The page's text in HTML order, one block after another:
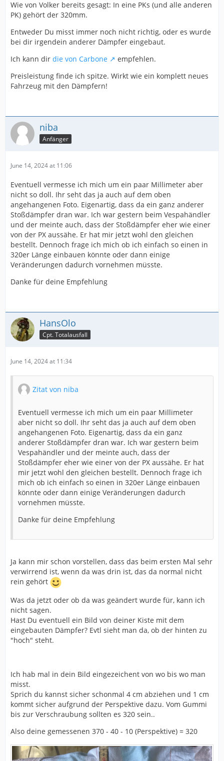
Wie von Volker bereits gesagt: In eine PKs (und alle anderen
PK) gehört der 320mm.
Entweder Du misst immer noch nicht richtig, oder es wurde
bei dir irgendein anderer Dämpfer eingebaut.
Ich kann dir die von Carbone
empfehlen.
Preisleistung finde ich spitze. Wirkt wie ein komplett neues
Fahrzeug mit den Dämpfern!
niba
Anfänger
June 14, 2024 at 11:06
Eventuell vermesse ich mich um ein paar Millimeter aber
nicht so doll. Ihr seht das ja auch auf dem oben
angehangenen Foto. Eigenartig, dass da ein ganz anderer
Stoßdämpfer dran war. Ich war gestern beim Vespahändler
und der meinte auch, dass der Stoßdämpfer eher wie einer
von der PX aussähe. Er hat mir jetzt wohl den gleichen
bestellt. Dennoch frage ich mich ob ich einfach so einen in
320er Länge einbauen könnte oder dann einige
Veränderungen dadurch vornehmen müsste.
Danke für deine Empfehlung
HansOlo
Cpt. Totalausfall
June 14, 2024 at 11:34
Zitat von niba
Eventuell vermesse ich mich um ein paar Millimeter
aber nicht so doll. Ihr seht das ja auch auf dem oben
angehangenen Foto. Eigenartig, dass da ein ganz
anderer Stoßdämpfer dran war. Ich war gestern beim
Vespahändler und der meinte auch, dass der
Stoßdämpfer eher wie einer von der PX aussähe. Er hat
mir jetzt wohl den gleichen bestellt. Dennoch frage ich
mich ob ich einfach so einen in 320er Länge einbauen
könnte oder dann einige Veränderungen dadurch
vornehmen müsste.
Danke für deine Empfehlung
Ja kann mir schon vorstellen, dass das beim ersten Mal sehr
verwirrend ist, wenn da was drin ist, das da normal nicht
rein gehört
Was da jetzt oder ob da was geändert wurde für, kann ich
nicht sagen.
Hast Du eventuell ein Bild von deiner Kiste mit dem
eingebauten Dämpfer? Evtl sieht man da, ob der hinten zu
"hoch" steht.
Ich hab mal in dein Bild eingezeichent von wo bis wo man
misst.
Sprich du kannst sicher schonmal 4 cm abziehen und 1 cm
kommt sicher aufgrund der Perspektive dazu. Vom Gummi
bis zur Verschraubung sollten es 320 sein..
Also deine gemessenen 370 - 40 - 10 (Perspektive) = 320